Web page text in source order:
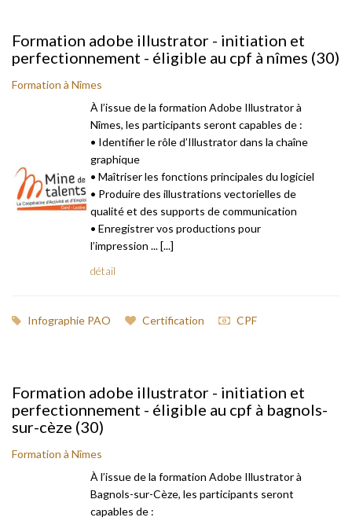
Formation adobe illustrator - initiation et
perfectionnement - éligible au cpf à nîmes (30)
Formation à Nîmes
À l’issue de la formation Adobe Illustrator à
Nîmes, les participants seront capables de :
• Identifier le rôle d’Illustrator dans la chaîne
graphique
• Maîtriser les fonctions principales du logiciel
• Produire des illustrations vectorielles de
qualité et des supports de communication
• Enregistrer vos productions pour
l’impression ... [...]
détail
Infographie PAO Certification CPF
Formation adobe illustrator - initiation et
perfectionnement - éligible au cpf à bagnols-
sur-cèze (30)
Formation à Nîmes
À l’issue de la formation Adobe Illustrator à
Bagnols-sur-Cèze, les participants seront
capables de :